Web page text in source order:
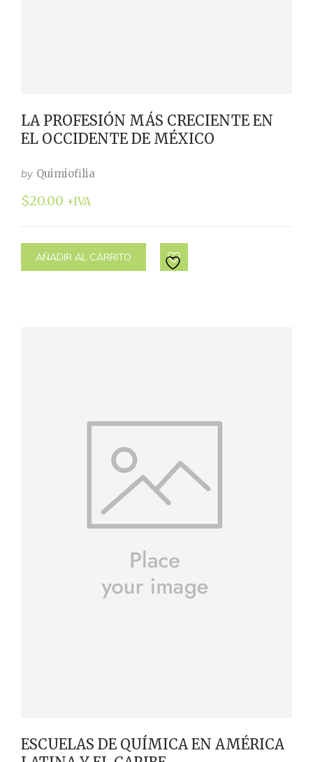
LA PROFESIÓN MÁS CRECIENTE EN
EL OCCIDENTE DE MÉXICO
by Quimiofilia
$20.00 +IVA
AÑADIR AL CARRITO
ESCUELAS DE QUÍMICA EN AMÉRICA